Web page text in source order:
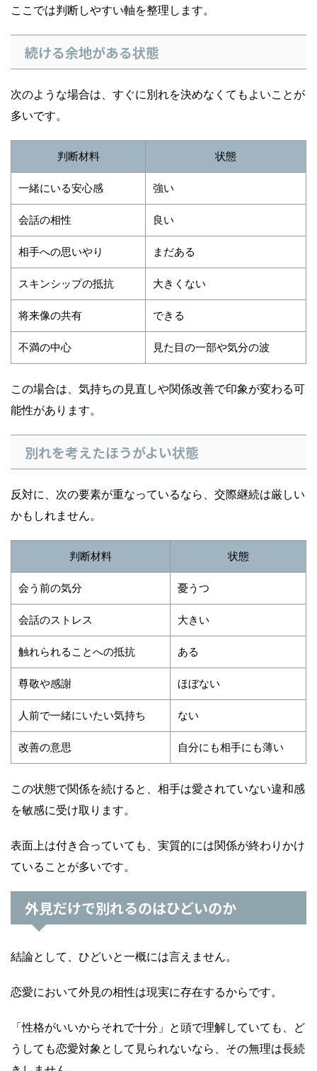
ここでは判断しやすい軸を整理します。
続ける余地がある状態
次のような場合は、すぐに別れを決めなくてもよいことが
多いです。
判断材料 状態
一緒にいる安心感 強い
会話の相性 良い
相手への思いやり まだある
スキンシップの抵抗 大きくない
将来像の共有 できる
不満の中心 見た目の一部や気分の波
この場合は、気持ちの見直しや関係改善で印象が変わる可
能性があります。
別れを考えたほうがよい状態
反対に、次の要素が重なっているなら、交際継続は厳しい
かもしれません。
判断材料 状態
会う前の気分 憂うつ
会話のストレス 大きい
触れられることへの抵抗 ある
尊敬や感謝 ほぼない
人前で一緒にいたい気持ち ない
改善の意思 自分にも相手にも薄い
この状態で関係を続けると、相手は愛されていない違和感
を敏感に受け取ります。
表面上は付き合っていても、実質的には関係が終わりかけ
ていることが多いです。
外見だけで別れるのはひどいのか
結論として、ひどいと一概には言えません。
恋愛において外見の相性は現実に存在するからです。
「性格がいいからそれで十分」と頭で理解していても、ど
うしても恋愛対象として見られないなら、その無理は長続